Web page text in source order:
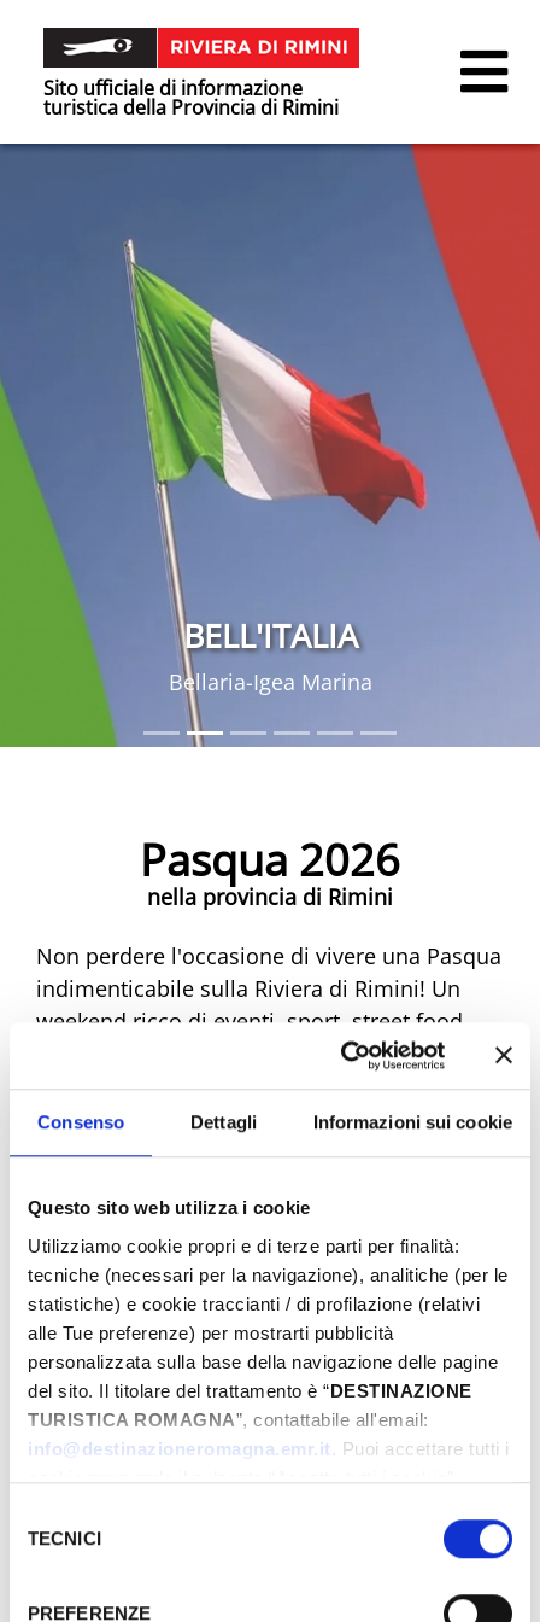
Consenso Dettagli Informazioni sui cookie
Questo sito web utilizza i cookie
Utilizziamo cookie propri e di terze parti per finalità:
tecniche (necessari per la navigazione), analitiche (per le
statistiche) e cookie traccianti / di profilazione (relativi
alle Tue preferenze) per mostrarti pubblicità
personalizzata sulla base della navigazione delle pagine
del sito. Il titolare del trattamento è “DESTINAZIONE
TURISTICA ROMAGNA”, contattabile all'email:
info@destinazioneromagna.emr.it. Puoi accettare tutti i
cookie premendo il pulsante “Accetta tutti i cookie”,
gestire le tue preferenze facendo clic su “Personalizza”.
Qualora acconsenti a tutti i cookie i Tuoi dati potranno
delTECNICI
PREFERENZE
Sito ufficiale di informazione
turistica della Provincia di Rimini
BELL'ITALIA
Bellaria-Igea Marina
Pasqua 2026
nella provincia di Rimini
Non perdere l'occasione di vivere una Pasqua
indimenticabile sulla Riviera di Rimini! Un
weekend ricco di eventi, sport, street food,
musica e mercatini ti aspetta. Scopri tutte le
proposte e preparati a vivere emozioni
uniche. Prenota ora la tua Pasqua da sogno!
Eventi di Pasqua Riviera Rimini
Dal
A
Comune